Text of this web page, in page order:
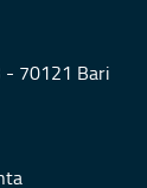
- 70121 Bari